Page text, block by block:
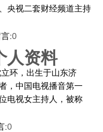
央视二套财经频道主持
言:0
人资料
环，出生于山东济
，中国电视播音第一
电视女主持人，被称
:0